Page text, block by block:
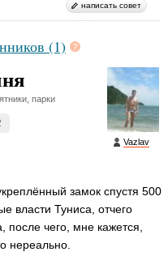
написать совет
(1)
Vazlav
парки
замок спустя 500
власти Туниса, отчего
после чего, мне кажется,
нереально.